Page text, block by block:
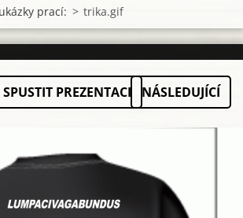
ukázky prací: > trika.gif
SPUSTIT PREZENTACI NÁSLEDUJÍCÍ